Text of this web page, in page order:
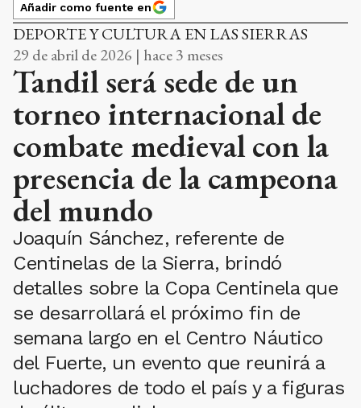
Añadir como fuente en
DEPORTE Y CULTURA EN LAS SIERRAS
29 de abril de 2026 | hace 3 meses
Tandil será sede de un
torneo internacional de
combate medieval con la
presencia de la campeona
del mundo
Joaquín Sánchez, referente de
Centinelas de la Sierra, brindó
detalles sobre la Copa Centinela que
se desarrollará el próximo fin de
semana largo en el Centro Náutico
del Fuerte, un evento que reunirá a
luchadores de todo el país y a figuras